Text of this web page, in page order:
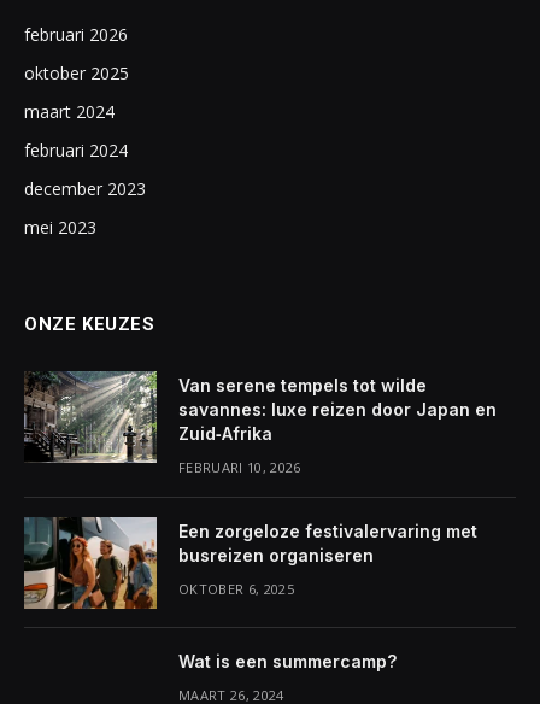
februari 2026
oktober 2025
maart 2024
februari 2024
december 2023
mei 2023
ONZE KEUZES
Van serene tempels tot wilde
savannes: luxe reizen door Japan en
Zuid‑Afrika
FEBRUARI 10, 2026
Een zorgeloze festivalervaring met
busreizen organiseren
OKTOBER 6, 2025
Wat is een summercamp?
MAART 26, 2024